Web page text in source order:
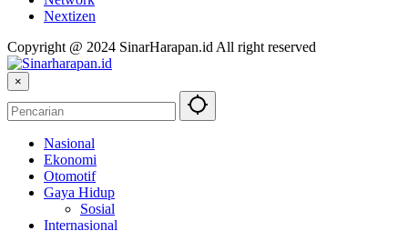
Nextizen
Copyright @ 2024 SinarHarapan.id All right reserved
×
Nasional
Ekonomi
Otomotif
Gaya Hidup
Sosial
Internasional